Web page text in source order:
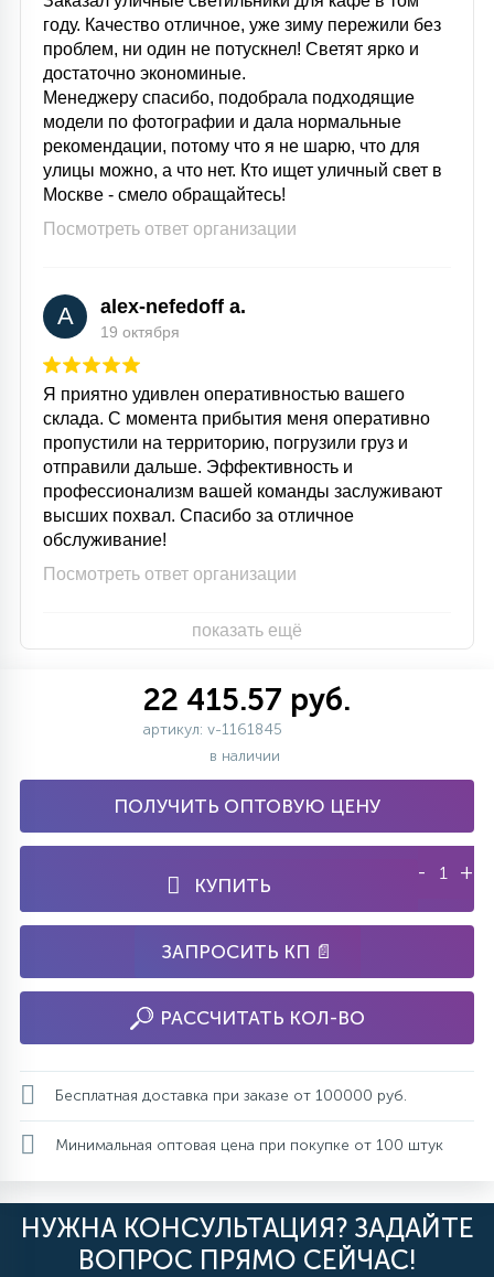
году. Качество отличное, уже зиму пережили без
проблем, ни один не потускнел! Светят ярко и
достаточно экономиные.
Менеджеру спасибо, подобрала подходящие
модели по фотографии и дала нормальные
рекомендации, потому что я не шарю, что для
улицы можно, а что нет. Кто ищет уличный свет в
Москве - смело обращайтесь!
Посмотреть ответ организации
A alex-nefedoff a.
19 октября
Я приятно удивлен оперативностью вашего
склада. С момента прибытия меня оперативно
пропустили на территорию, погрузили груз и
отправили дальше. Эффективность и
профессионализм вашей команды заслуживают
высших похвал. Спасибо за отличное
обслуживание!
Посмотреть ответ организации
показать ещё
22 415.57 руб.
артикул: v-1161845
в наличии
ПОЛУЧИТЬ ОПТОВУЮ ЦЕНУ
КУПИТЬ
- +
ЗАПРОСИТЬ КП 📄
РАССЧИТАТЬ КОЛ-ВО
Бесплатная доставка при заказе от 100000 руб.
Минимальная оптовая цена при покупке от 100 штук
НУЖНА КОНСУЛЬТАЦИЯ? ЗАДАЙТЕ
ВОПРОС ПРЯМО СЕЙЧАС!